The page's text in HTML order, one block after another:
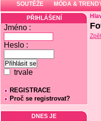
SOUTĚŽE MÓDA &
PŘIHLÁŠENÍ
Jméno :
Heslo :
trvale
REGISTRACE
Proč se registrovat?
DNES JE